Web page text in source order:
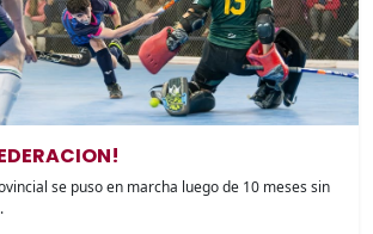
se puso en marcha luego de 10 meses sin